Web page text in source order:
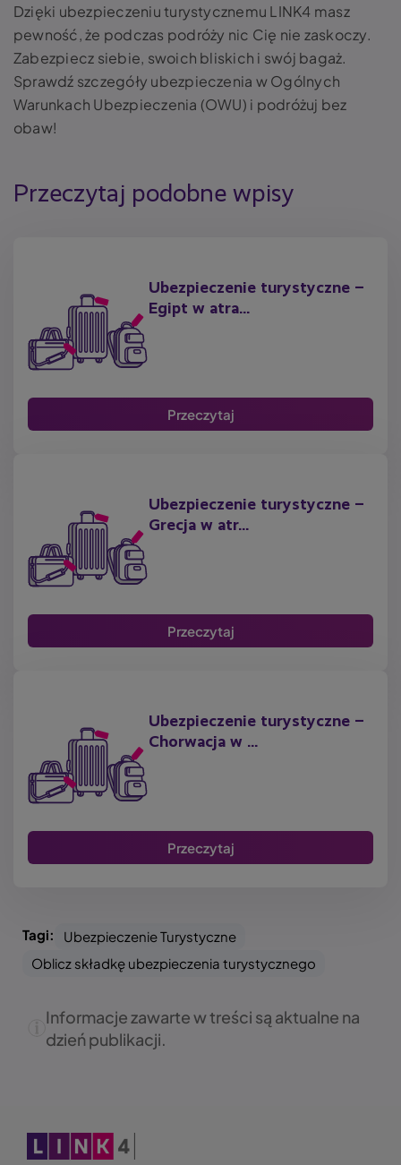
Dzięki ubezpieczeniu turystycznemu LINK4 masz
pewność, że podczas podróży nic Cię nie zaskoczy.
Zabezpiecz siebie, swoich bliskich i swój bagaż.
Sprawdź szczegóły ubezpieczenia w Ogólnych
Warunkach Ubezpieczenia (OWU) i podróżuj bez
obaw!
Przeczytaj podobne wpisy
Ubezpieczenie turystyczne –
Egipt w atra...
Przeczytaj
Ubezpieczenie turystyczne –
Grecja w atr...
Przeczytaj
Ubezpieczenie turystyczne –
Chorwacja w ...
Przeczytaj
Tagi:
Ubezpieczenie Turystyczne
Oblicz składkę ubezpieczenia turystycznego
Informacje zawarte w treści są aktualne na
dzień publikacji.
Obraz